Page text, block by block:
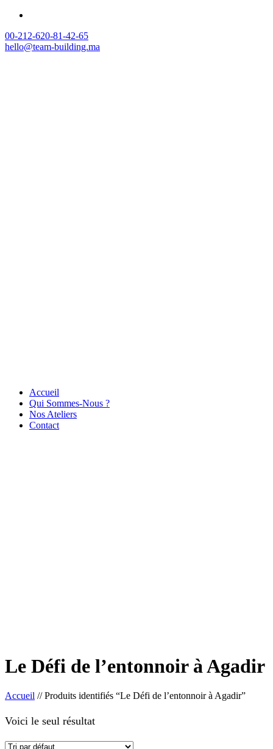
00-212-620-81-42-65
hello@team-building.ma
Accueil
Qui Sommes-Nous ?
Nos Ateliers
Contact
Le Défi de l’entonnoir à Agadir
Accueil //Produits identifiés “Le Défi de l’entonnoir à Agadir”
Voici le seul résultat